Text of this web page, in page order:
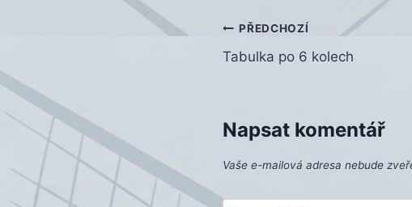
Navigace
pro
PŘEDCHOZÍ
Tabulka po 6 kolech
Napsat komentář
Vaše e-mailová adresa nebude